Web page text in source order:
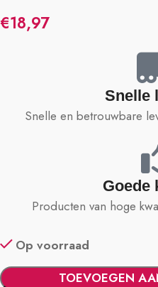
€18,97
Snelle
Snelle en betrouwbare
Goede
Producten van hoge
Op voorraad
TOEVOEGEN